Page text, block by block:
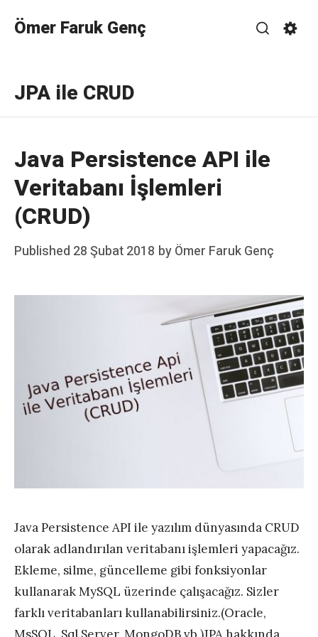
Ömer Faruk Genç
JPA ile CRUD
Java Persistence API ile
Veritabanı İşlemleri
(CRUD)
Posted
Published 28 Şubat 2018 byÖmer Faruk Genç
Java Persistence API ile yazılım dünyasında CRUD
olarak adlandırılan veritabanı işlemleri yapacağız.
Ekleme, silme, güncelleme gibi fonksiyonlar
kullanarak MySQL üzerinde çalışacağız. Sizler
farklı veritabanları kullanabilirsiniz.(Oracle,